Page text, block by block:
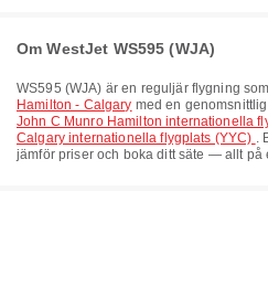
Om WestJet WS595 (WJA)
WS595 (WJA) är en reguljär flygning
Hamilton - Calgary med en
John C Munro Hamilton internationella
Calgary internationella flygplats (YYC) .
jämför priser och boka ditt säte — allt på